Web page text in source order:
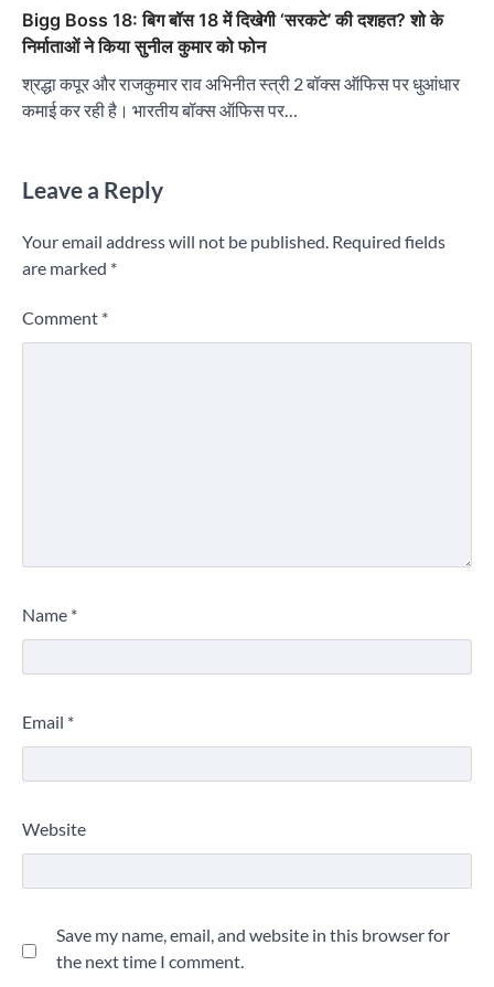
Bigg Boss 18: बिग बॉस 18 में दिखेगी ‘सरकटे’ की दशहत? शो के
निर्माताओं ने किया सुनील कुमार को फोन
श्रद्धा कपूर और राजकुमार राव अभिनीत स्त्री 2 बॉक्स ऑफिस पर धुआंधार
कमाई कर रही है। भारतीय बॉक्स ऑफिस पर…
Leave a Reply
Your email address will not be published. Required fields
are marked *
Comment *
Name *
Email *
Website
Save my name, email, and website in this browser for
the next time I comment.